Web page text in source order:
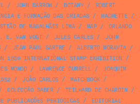
/ JOHN BARROW/ BOTANY/
ROBERT
E FORMAÇÃO DAS CRIADAS / HACHETTE /
DE MAGALHÃES LIMA/ MAP/
ORLANDO
E. VAN VOGT/ JULES CARLES /
JOHN
/ JEAN PAUL SARTRE / ALBERTO MORAVIA/
1980 INTERNATIONAL STAMP EXHIBITION /
MONOD/ LAWRENCE DURRELL/
JOAQUIM
/ JOÃO CARLOS / MATCHBOOK/
COLECÇÃO SABER/ TEILHARD DE CHARDIN /
PUBLICAÇÕES PERIÓDICAS /
EDITORIAL